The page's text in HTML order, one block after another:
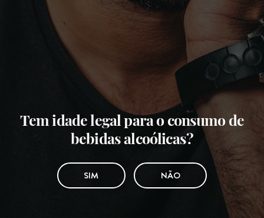
Tem idade legal para o consumo de
bebidas alcoólicas?
SIM NÃO